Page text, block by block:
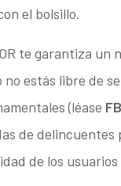
el bolsillo.
te garantiza un
estás libre de
(léase
de
de los usuarios